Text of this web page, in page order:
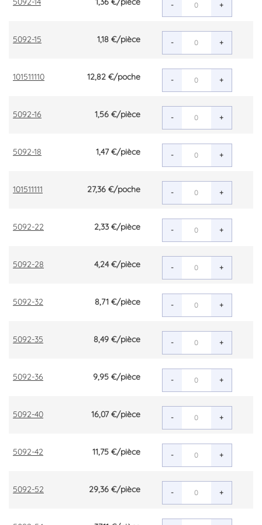
- +
5092-15 1,18 €/pièce - +
101511110 12,82 €/poche - +
5092-16 1,56 €/pièce - +
5092-18 1,47 €/pièce - +
101511111 27,36 €/poche - +
5092-22 2,33 €/pièce - +
5092-28 4,24 €/pièce - +
5092-32 8,71 €/pièce - +
5092-35 8,49 €/pièce - +
5092-36 9,95 €/pièce - +
5092-40 16,07 €/pièce - +
5092-42 11,75 €/pièce - +
5092-52 29,36 €/pièce - +